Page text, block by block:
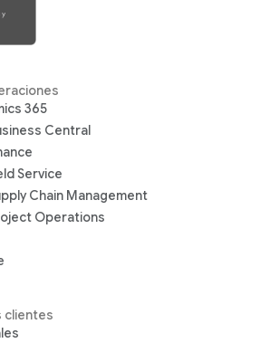
365
Central
Service
Chain Management
Operations
clientes